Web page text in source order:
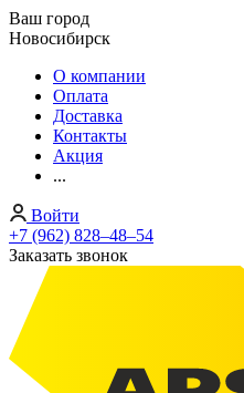
Ваш город
Новосибирск
О компании
Оплата
Доставка
Контакты
Акция
...
Войти
+7 (962) 828‒48‒54
Заказать звонок